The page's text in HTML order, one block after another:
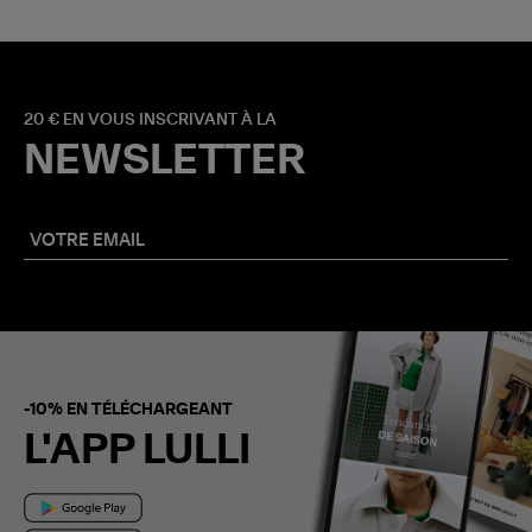
20 € EN VOUS INSCRIVANT À LA
NEWSLETTER
-10% EN TÉLÉCHARGEANT
L'APP LULLI